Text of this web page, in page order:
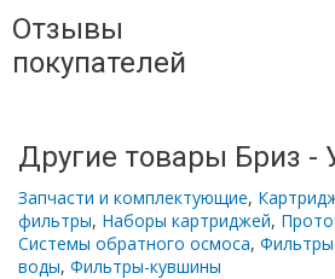
Отзывы
покупателей
Другие товары Бриз -
Запчасти и комплектующие,
фильтры, Наборы картриджей,
Системы обратного осмоса, Фильтры
воды, Фильтры-кувшины